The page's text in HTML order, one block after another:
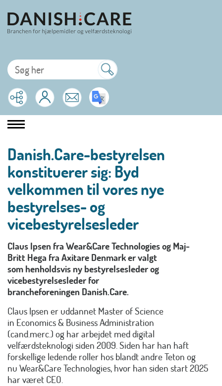
Danish.Care-bestyrelsen
konstituerer sig: Byd
velkommen til vores nye
bestyrelses- og
vicebestyrelsesleder
Claus Ipsen fra Wear&Care Technologies og Maj-
Britt Hega fra Axitare Denmark er valgt
som henholdsvis ny bestyrelsesleder og
vicebestyrelsesleder for
brancheforeningen Danish.Care.
Claus Ipsen er uddannet Master of Science
in Economics & Business Administration
(cand.merc.) og har arbejdet med digital
velfærdsteknologi siden 2009. Siden har han haft
forskellige ledende roller hos blandt andre Teton og
nu Wear&Care Technologies, hvor han siden start 2025
har været CEO.